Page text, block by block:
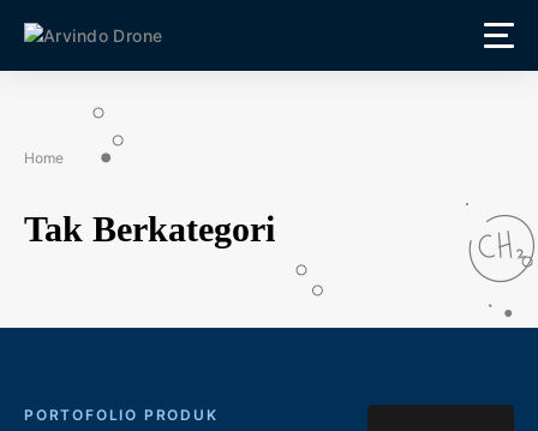
Home
Tak Berkategori
PORTOFOLIO PRODUK